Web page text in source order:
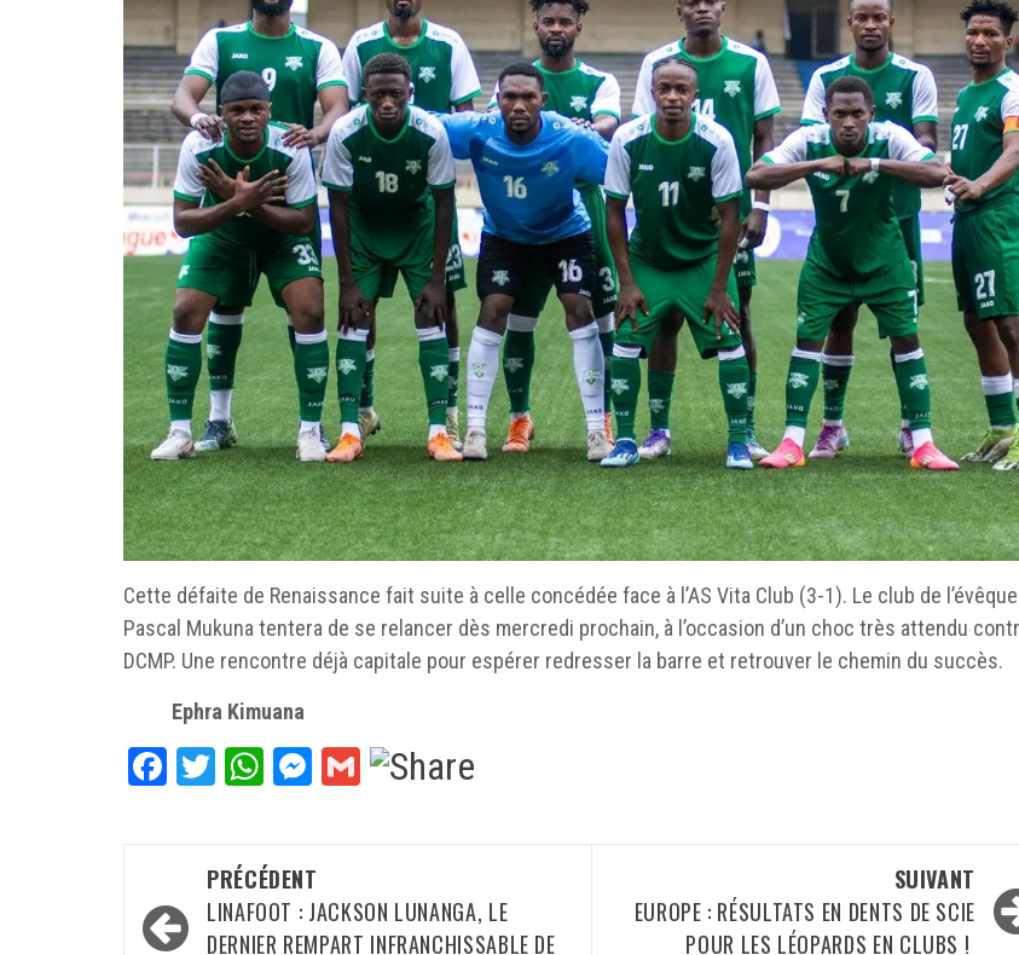
‎Cette défaite de Renaissance fait suite à celle concédée face à l’AS Vita Club (3-1). Le club de l’évêque
Pascal Mukuna tentera de se relancer dès mercredi prochain, à l’occasion d’un choc très attendu
DCMP. Une rencontre déjà capitale pour espérer redresser la barre et retrouver le chemin du succès.
‎Ephra Kimuana
Facebook
TwitterWhatsApp
Messenger
Gmail
Navigation
d’article
PRÉCÉDENT
LINAFOOT : JACKSON LUNANGA, LE
DERNIER REMPART INFRANCHISSABLE DE
SUIVANT
EUROPE : RÉSULTATS EN DENTS DE SCIE
POUR LES LÉOPARDS EN CLUBS !